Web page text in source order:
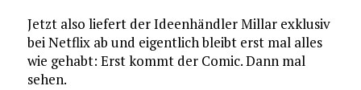
Jetzt also liefert der Ideenhändler Millar exklusiv
bei Netflix ab und eigentlich bleibt erst mal alles
wie gehabt: Erst kommt der Comic. Dann mal
sehen.